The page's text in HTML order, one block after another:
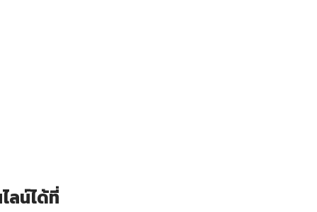
ลน์ได้ที่